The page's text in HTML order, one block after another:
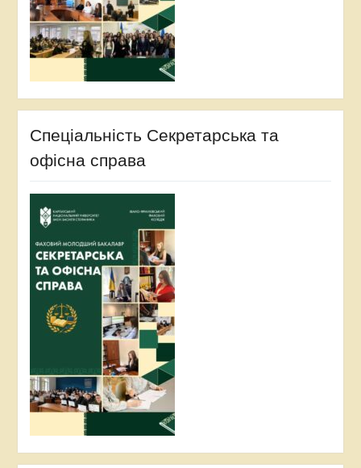
Спеціальність Секретарська та
офісна справа